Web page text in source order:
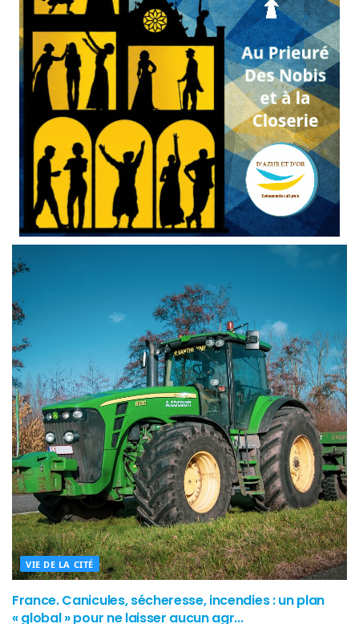
VIE DE LA CITÉ
France. Canicules, sécheresse, incendies : un plan
« global » pour ne laisser aucun agr...